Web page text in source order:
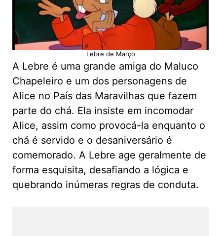
Lebre de Março
A Lebre é uma grande amiga do Maluco
Chapeleiro e um dos personagens de
Alice no País das Maravilhas que fazem
parte do chá. Ela insiste em incomodar
Alice, assim como provocá-la enquanto o
chá é servido e o desaniversário é
comemorado. A Lebre age geralmente de
forma esquisita, desafiando a lógica e
quebrando inúmeras regras de conduta.